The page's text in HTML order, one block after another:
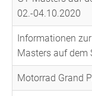
02.-04.10.2020
Informationen
Masters auf dem
Motorrad Grand